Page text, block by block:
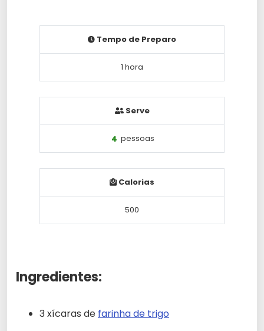
Tempo de Preparo
1 hora
Serve
4 pessoas
Calorias
500
Ingredientes:
3 xícaras de farinha de trigo